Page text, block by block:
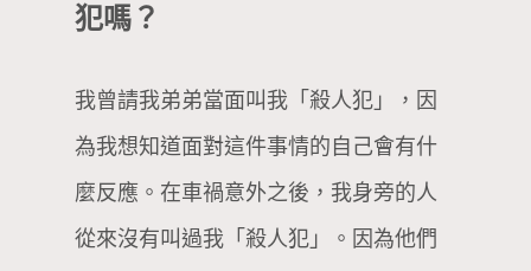
犯嗎？
我曾請我弟弟當面叫我「殺人犯」，因
為我想知道面對這件事情的自己會有什
麼反應。在車禍意外之後，我身旁的人
從來沒有叫過我「殺人犯」。因為他們